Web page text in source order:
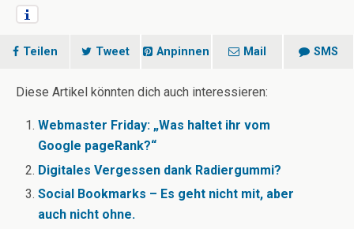
Teilen Tweet Anpinnen Mail SMS
Diese Artikel könnten dich auch interessieren:
Webmaster Friday: „Was haltet ihr vom
Google pageRank?“
Digitales Vergessen dank Radiergummi?
Social Bookmarks – Es geht nicht mit, aber
auch nicht ohne.